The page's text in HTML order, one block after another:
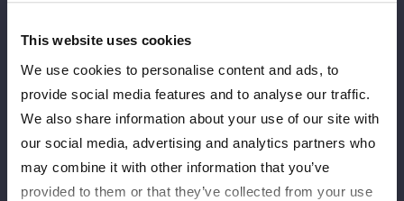
This website uses cookies
We use cookies to personalise content and ads, to
provide social media features and to analyse our traffic.
We also share information about your use of our site with
our social media, advertising and analytics partners who
may combine it with other information that you’ve
provided to them or that they’ve collected from your use
八神蘭奈
キラ